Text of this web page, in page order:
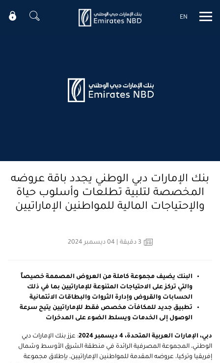
Mobile menu
EN
بنك الإمارات دبي الوطني يجدد باقة عروضه
المخصصة لتلبية تطلعات وأسلوب حياة
والإحتياجات المالية للمواطنين الإماراتيين
3 دقيقة
البنك يضيف مجموعة كاملة من العروض المصممة خصيصاً
والتي تركز على الاحتياجات المتنوعة للإماراتيين بما في ذلك
الحسابات والقروض وإدارة الثروات والبطاقات الائتمانية
تطبيق جديد للمكافآت مخصص فقط للإماراتيين يتيح سرعة
الوصول إلى الخدمات ويسلط الضوء على المدخرات
دبي، الإمارات العربية المتحدة، 4 ديسمبر 2024: عزز بنك الإمارات دبي
الوطني، المجموعة المصرفية الرائدة في منطقة الشرق الأوسط وشمال
إفريقيا وتركيا، عروضه المقدمة للمواطنين الإماراتيين، بإطلاق مجموعة